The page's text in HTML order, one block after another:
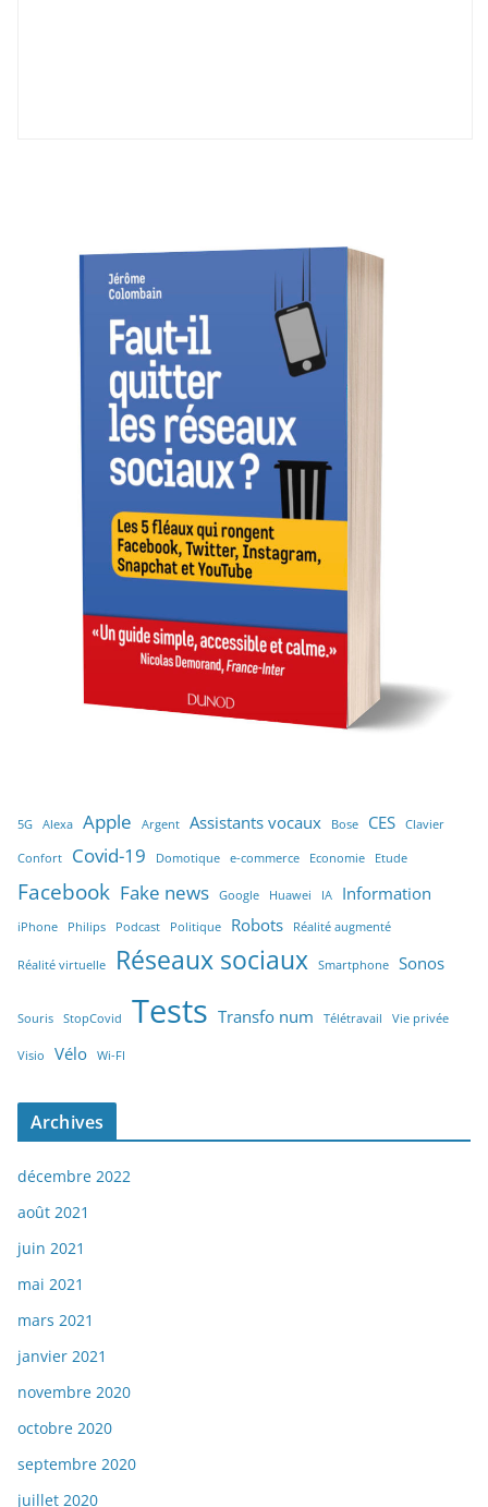
5G Alexa Apple Argent Assistants vocaux Bose CES Clavier
Confort Covid-19 Domotique e-commerce Economie Etude
Facebook Fake news Google Huawei IA Information
iPhone Philips Podcast Politique Robots Réalité augmenté
Réalité virtuelle Réseaux sociaux Smartphone Sonos
Souris StopCovid Tests Transfo num Télétravail Vie privée
Visio Vélo Wi-FI
Archives
décembre 2022
août 2021
juin 2021
mai 2021
mars 2021
janvier 2021
novembre 2020
octobre 2020
septembre 2020
juillet 2020